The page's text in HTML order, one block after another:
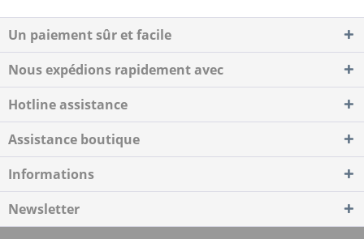
Un paiement sûr et facile
Nous expédions rapidement avec
Hotline assistance
Assistance boutique
Informations
Newsletter